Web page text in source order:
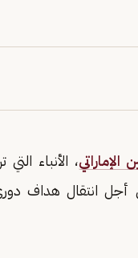
الإماراتي، الأنباء
انتقال هداف